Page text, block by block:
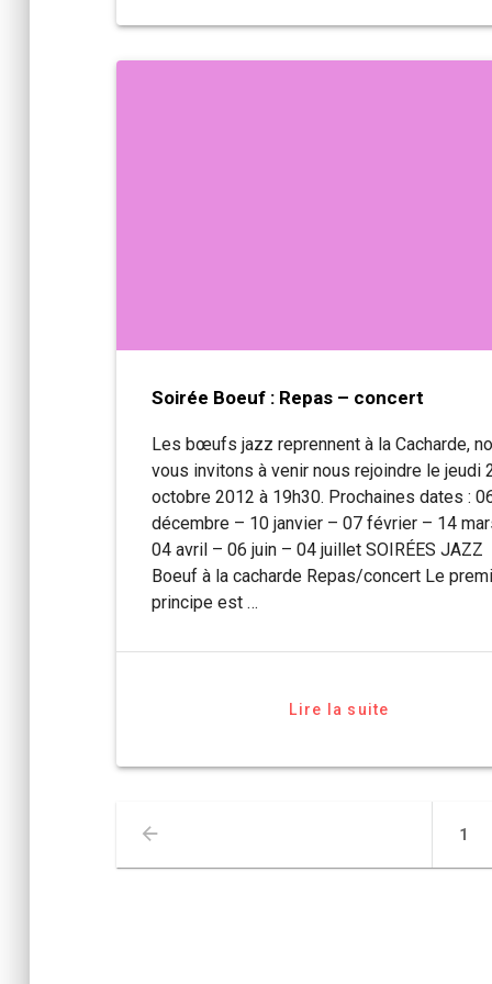
Soirée Boeuf : Repas – concert
Les bœufs jazz reprennent à la Cacharde,
vous invitons à venir nous rejoindre le jeudi
octobre 2012 à 19h30. Prochaines dates :
décembre – 10 janvier – 07 février – 14
04 avril – 06 juin – 04 juillet SOIRÉES JAZZ
Boeuf à la cacharde Repas/concert Le
principe est …
Lire la suite
des
articles
Page
1